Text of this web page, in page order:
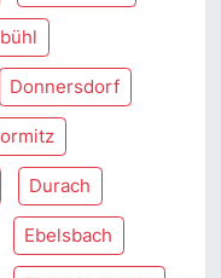
Donnersdorf
Durach
Ebelsbach